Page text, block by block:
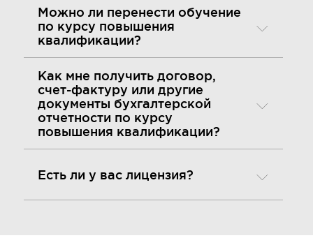
Можно ли перенести обучение
по курсу повышения
квалификации?
Как мне получить договор,
счет-фактуру или другие
документы бухгалтерской
отчетности по курсу
повышения квалификации?
Есть ли у вас лицензия?